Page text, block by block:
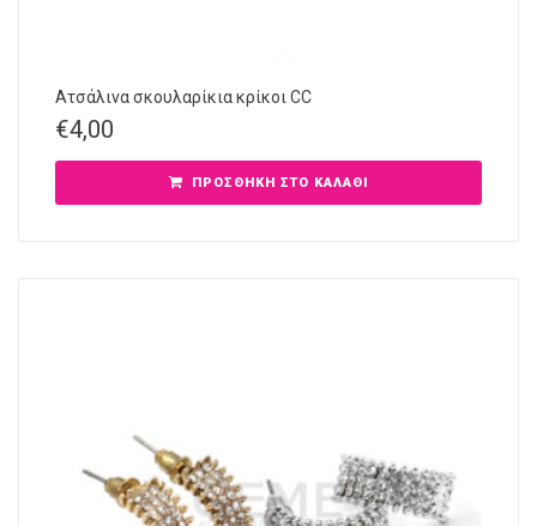
Ατσάλινα σκουλαρίκια κρίκοι CC
€4,00
ΠΡΟΣΘΉΚΗ ΣΤΟ ΚΑΛΆΘΙ